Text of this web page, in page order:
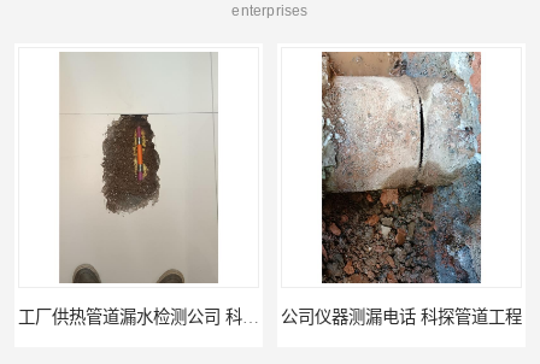
enterprises
公司仪器测漏电话 科探管道工程 工厂管道工程 科探管道工程